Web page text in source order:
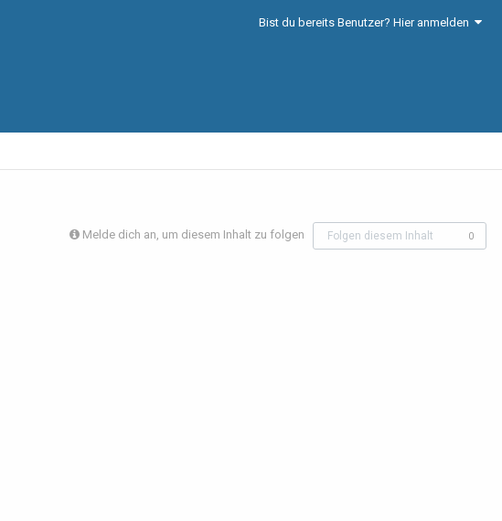
Bist du bereits Benutzer? Hier anmelden
Melde dich an, um diesem Inhalt zu folgen Folgen diesem Inhalt 0